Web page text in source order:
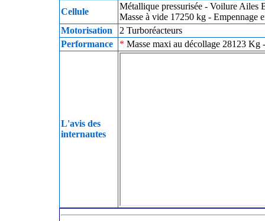
Cellule
Métallique pressurisée - Voilure Ailes
Masse à vide 17250 kg - Empennage
Motorisation
2 Turboréacteurs
Performance
* Masse maxi au décollage 28123
L'avis des
internautes